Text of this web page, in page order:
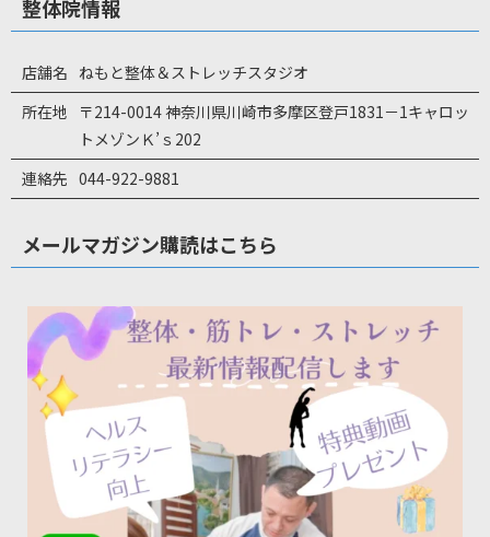
整体院情報
店舗名 ねもと整体＆ストレッチスタジオ
所在地
〒214-0014 神奈川県川崎市多摩区登戸1831－1キャロッ
トメゾンＫ’ｓ202
連絡先 044-922-9881
メールマガジン購読はこちら